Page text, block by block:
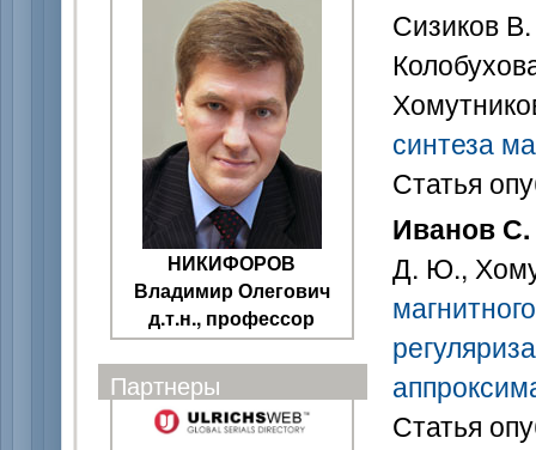
НИКИФОРОВ
Владимир Олегович
д.т.н., профессор
Партнеры
Сизиков
синтеза
Статья
Иванов
Д. Ю.,
Статья